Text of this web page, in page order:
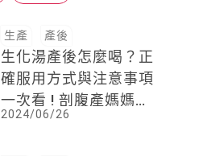
生產 產後
生化湯產後怎麼喝？正
確服用方式與注意事項
一次看 ! 剖腹產媽媽可
以喝嗎 ?
2024/06/26